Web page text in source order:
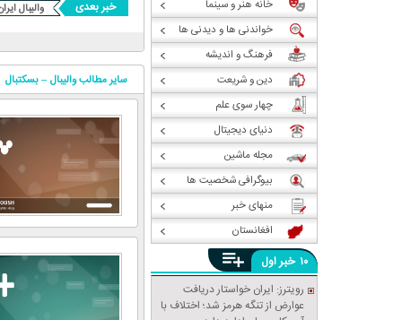
خبر بعدی والیبال ایران و
سایر مطالبوالیبال – بسکتبال
خانه هنر و سینما
خواندنی ها و دیدنی ها
فرهنگ و اندیشه
دین و شریعت
چهار سوی علم
دنیای دیجیتال
مجله ماشین
بیوگرافی شخصیت ها
منهای خبر
افغانستان
۱۰ خبراول
رویترز: ایران خواستار دریافت
عوارض از تنگه هرمز شد؛ اختلاف با